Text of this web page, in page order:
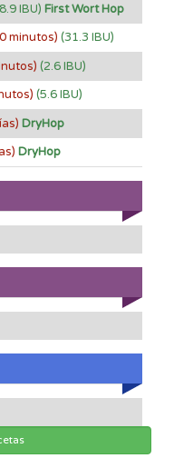
IBU) First Wort Hop
minutos) (31.3 IBU)
(2.6 IBU)
(5.6 IBU)
DryHop
DryHop